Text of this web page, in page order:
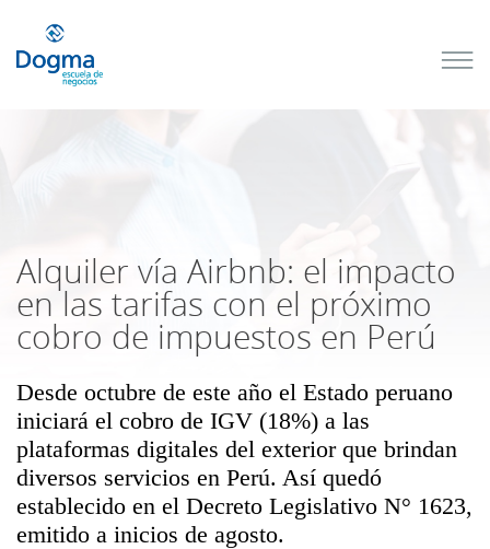
Alquiler vía Airbnb: el impacto
en las tarifas con el próximo
cobro de impuestos en Perú
Desde octubre de este año el Estado peruano
iniciará el cobro de IGV (18%) a las
plataformas digitales del exterior que brindan
diversos servicios en Perú. Así quedó
establecido en el Decreto Legislativo N° 1623,
emitido a inicios de agosto.
próximos
Más Cursos